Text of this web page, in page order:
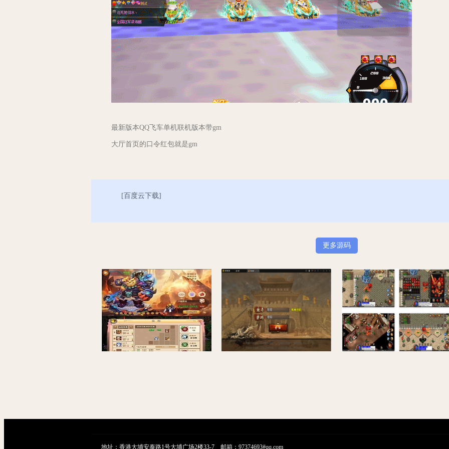
最新版本QQ飞车单机联机版本带gm
大厅首页的口令红包就是gm
[ 百度云下载]
更多源码
地址：香港大埔安泰路1号大埔广场2楼33-7 邮箱：97374693#qq.com